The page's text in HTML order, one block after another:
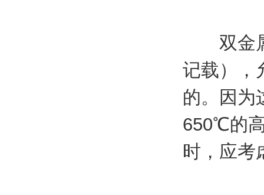
双金属
记载），
的。因为
650℃的
时，应考